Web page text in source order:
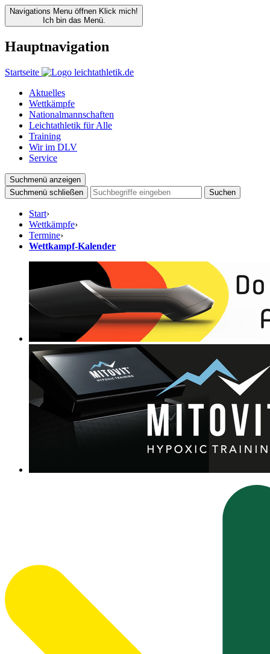
Navigations Menu öffnen Klick mich!
Ich bin das Menü.
Hauptnavigation
Startseite
Aktuelles
Wettkämpfe
Nationalmannschaften
Leichtathletik für Alle
Training
Wir im DLV
Service
Suchmenü anzeigen
Suchmenü schließen
Suchen
Start›
Wettkämpfe›
Termine›
Wettkampf-Kalender